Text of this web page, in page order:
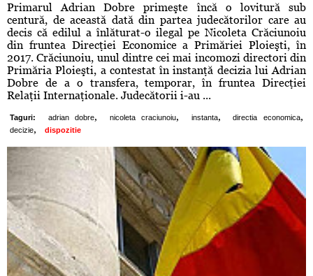
Primarul Adrian Dobre primeşte încă o lovitură sub
centură, de această dată din partea judecătorilor care au
decis că edilul a înlăturat-o ilegal pe Nicoleta Crăciunoiu
din fruntea Direcţiei Economice a Primăriei Ploieşti, în
2017. Crăciunoiu, unul dintre cei mai incomozi directori din
Primăria Ploieşti, a contestat în instanţă decizia lui Adrian
Dobre de a o transfera, temporar, în fruntea Direcţiei
Relaţii Internaţionale. Judecătorii i-au ...
Taguri: adrian dobre, nicoleta craciunoiu, instanta, directia economica,
decizie, dispozitie